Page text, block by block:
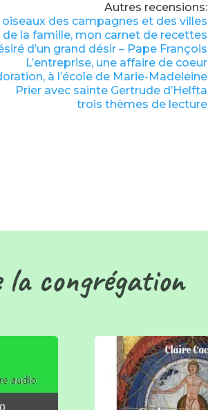
Autres recensions:
des campagnes et des villes
la famille, mon carnet de recettes
d’un grand désir – Pape François
L’entreprise, une affaire de coeur
à l’école de Marie-Madeleine
Prier avec sainte Gertrude d’Helfta
trois thèmes de lecture
congrégation